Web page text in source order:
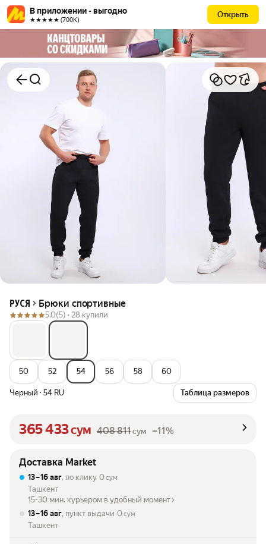
В приложении - выгодно
★★★★★ (700К)
Открыть
РУСЯ Брюки спортивные
5.0(5) · 28 купили
50 52 54 56 58 60
Черный · 54 RU Таблица размеров
365 433сум 408 811сум –11%
Доставка Market
13 – 16 авг, по клику 0 сум
Ташкент
15-30 мин. курьером в удобный момент
13 – 16 авг, пункт выдачи 0 сум
Ташкент